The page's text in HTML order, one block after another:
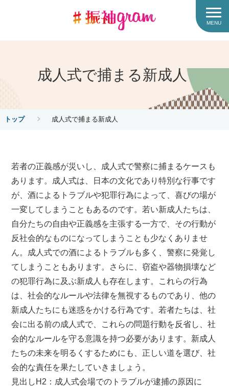
MENU
成人式で捕まる新成人
トップ 成人式で捕まる新成人
若者の正義感が災いし、成人式で警察に捕まるケースも
あります。成人式は、日本の文化であり特別な行事です
が、酒によるトラブルや犯罪行為によって、喜びの場が
一変してしまうこともあるのです。若い新成人たちは、
自分たちの自由や正義感を主張する一方で、その行動が
反社会的なものになってしまうことも少なくありませ
ん。成人式での酒によるトラブルも多く、警察に発覚し
てしまうこともあります。さらに、窃盗や器物損壊など
の犯罪行為に及ぶ新成人も存在します。これらの行為
は、社会的なルールや法律を無視するものであり、他の
新成人たちにも迷惑をかける行為です。若者たちは、社
会に出る前の成人式で、これらの問題行動を反省し、社
会的なルールを守る意識を持つ必要があります。新成人
たちの未来を明るくするためにも、正しい道を選び、社
会的な責任を果たしていきましょう。
見出しH2：成人式会場でのトラブルが逮捕の原因に